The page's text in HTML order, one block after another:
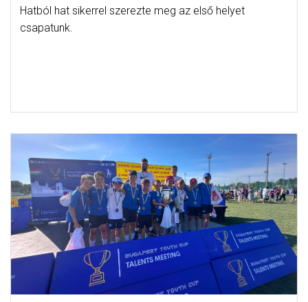
Hatból hat sikerrel szerezte meg az első helyet
csapatunk.